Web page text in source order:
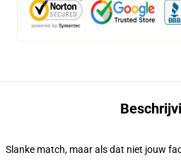
Slanke match, maar als dat niet jouw